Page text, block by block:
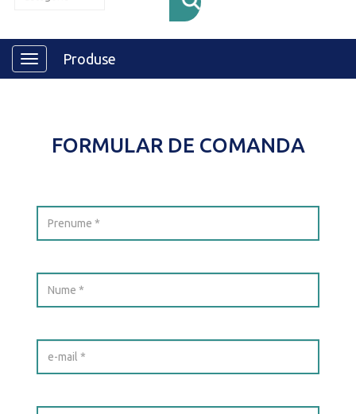
Toggle
navigation
Produse
FORMULAR DE COMANDA